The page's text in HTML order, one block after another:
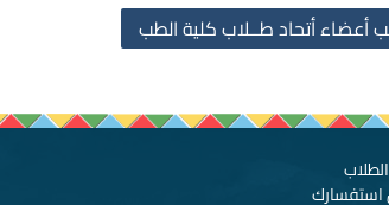
أعضاء أتحاد طــلاب كلية الطب
استفسارك